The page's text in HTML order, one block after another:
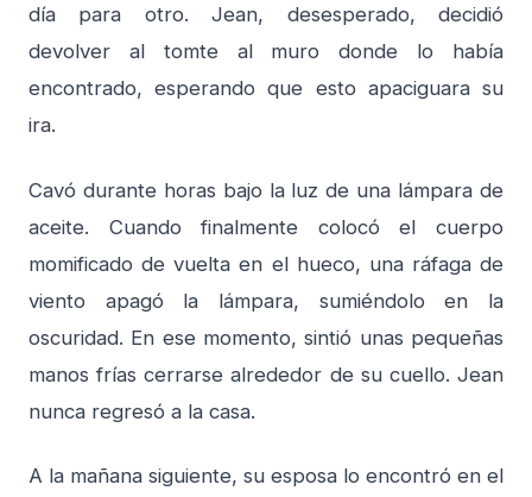
día para otro. Jean, desesperado, decidió
devolver al tomte al muro donde lo había
encontrado, esperando que esto apaciguara su
ira.
Cavó durante horas bajo la luz de una lámpara de
aceite. Cuando finalmente colocó el cuerpo
momificado de vuelta en el hueco, una ráfaga de
viento apagó la lámpara, sumiéndolo en la
oscuridad. En ese momento, sintió unas pequeñas
manos frías cerrarse alrededor de su cuello. Jean
nunca regresó a la casa.
A la mañana siguiente, su esposa lo encontró en el